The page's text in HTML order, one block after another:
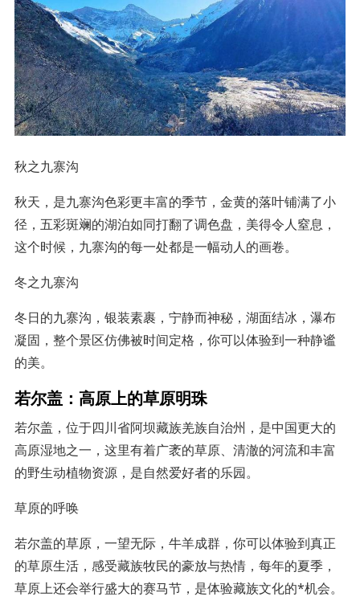
秋之九寨沟
秋天，是九寨沟色彩更丰富的季节，金黄的落叶铺满了小
径，五彩斑斓的湖泊如同打翻了调色盘，美得令人窒息，
这个时候，九寨沟的每一处都是一幅动人的画卷。
冬之九寨沟
冬日的九寨沟，银装素裹，宁静而神秘，湖面结冰，瀑布
凝固，整个景区仿佛被时间定格，你可以体验到一种静谧
的美。
若尔盖：高原上的草原明珠
若尔盖，位于四川省阿坝藏族羌族自治州，是中国更大的
高原湿地之一，这里有着广袤的草原、清澈的河流和丰富
的野生动植物资源，是自然爱好者的乐园。
草原的呼唤
若尔盖的草原，一望无际，牛羊成群，你可以体验到真正
的草原生活，感受藏族牧民的豪放与热情，每年的夏季，
草原上还会举行盛大的赛马节，是体验藏族文化的*机会。